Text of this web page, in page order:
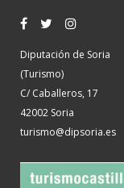
Diputación de Soria
(Turismo)
C/ Caballeros, 17
42002 Soria
turismo@dipsoria.es